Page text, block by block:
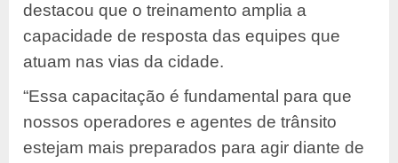
destacou que o treinamento amplia a
capacidade de resposta das equipes que
atuam nas vias da cidade.
“Essa capacitação é fundamental para que
nossos operadores e agentes de trânsito
estejam mais preparados para agir diante de